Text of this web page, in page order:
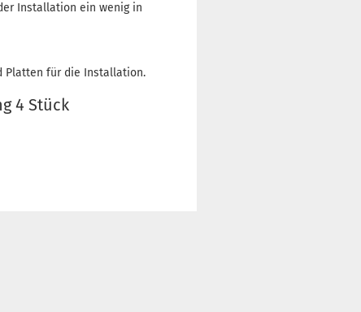
Installation ein wenig in
Platten für die Installation.
4 Stück